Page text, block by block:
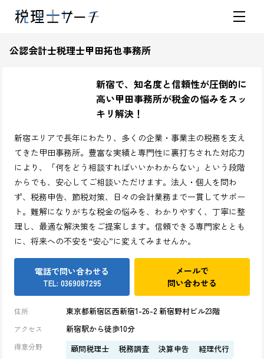
公認会計士税理士甲田拓也事務所
新宿で、知名度と信頼性が圧倒的に
高い甲田事務所が税金の悩みをスッ
キリ解決！
新宿エリアで長年にわたり、多くの企業・事業主の税務を支え
てきた甲田事務所。豊富な実績と専門性に裏打ちされた対応力
により、「何をどう相談すればいいかわからない」という段階
からでも、安心してご相談いただけます。法人・個人を問わ
ず、税務申告、節税対策、日々の会計業務まで一貫してサポー
ト。難解になりがちな税金の悩みを、わかりやすく、丁寧に整
理し、最適な解決策をご提案します。信頼できる専門家ととも
に、将来への不安を“安心”に変えてみませんか。
住所 東京都新宿区西新宿1-26-2 新宿野村ビル23階
アクセス 新宿駅から徒歩10分
得意分野 顧問税理士 税務調査 決算申告
経理代行
電話で問い合わせる
TEL: 0369087295
メールで
問い合わせる